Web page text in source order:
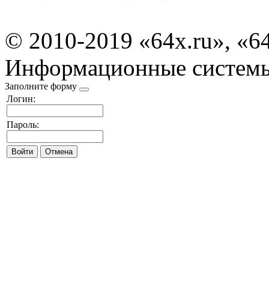
© 2010-2019 «64x.ru»,
Информационные
Заполните форму
Логин:
Пароль: